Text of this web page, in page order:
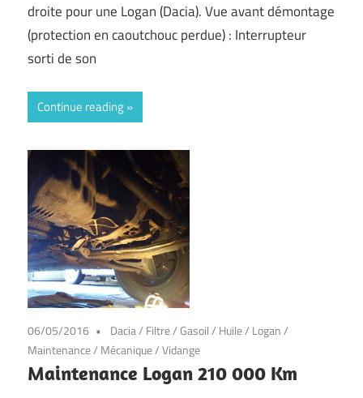
droite pour une Logan (Dacia). Vue avant démontage
(protection en caoutchouc perdue) : Interrupteur
sorti de son
Continue reading
06/05/2016 Dacia/ Filtre/Gasoil/ Huile/ Logan/
Maintenance/ Mécanique/Vidange
Maintenance Logan 210 000 Km